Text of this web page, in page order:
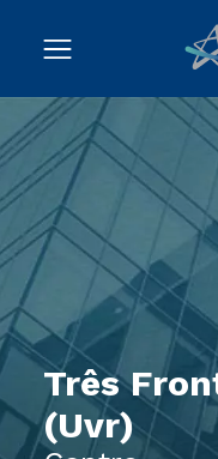
Três
(Uvr)